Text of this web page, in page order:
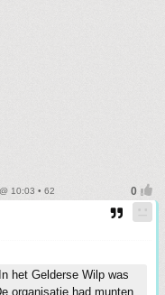
10:03 • 62
het Gelderse Wilp was
organisatie had munten